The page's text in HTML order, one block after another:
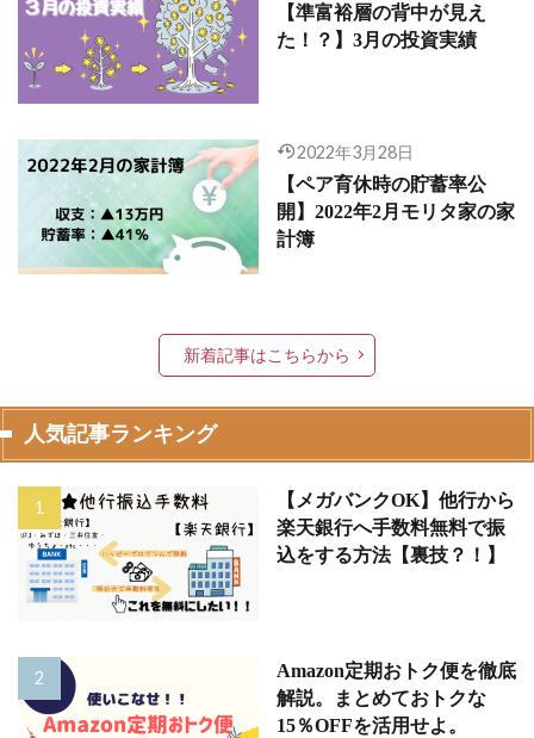
【準富裕層の背中が見え
た！？】3月の投資実績
2022年3月28日
【ペア育休時の貯蓄率公
開】2022年2月モリタ家の家
計簿
新着記事はこちらから
人気記事ランキング
【メガバンクOK】他行から
楽天銀行へ手数料無料で振
込をする方法【裏技？！】
Amazon定期おトク便を徹底
解説。まとめておトクな
15％OFFを活用せよ。